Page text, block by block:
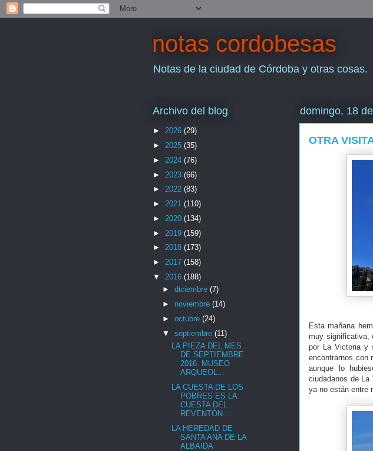
notas cordobesas
Notas de la ciudad de Córdoba y otras cosas.
domingo, 18
OTRA
Esta mañana
muy significativa,
por La Victoria y
encontrarnos con
aunque lo
ciudadanos de
ya no están entre
Archivo del blog
► 2026 (29)
► 2025 (35)
► 2024 (76)
► 2023 (66)
► 2022 (83)
► 2021 (110)
► 2020 (134)
► 2019 (159)
► 2018 (173)
► 2017 (158)
▼ 2016 (188)
► diciembre (7)
► noviembre (14)
► octubre (24)
▼ septiembre (11)
LA PIEZA DEL MES
DE SEPTIEMBRE
2016. MUSEO
ARQUEOL...
LA CUESTA DE LOS
POBRES ES LA
CUESTA DEL
REVENTÓN ...
LA HEREDAD DE
SANTA ANA DE LA
ALBAIDA